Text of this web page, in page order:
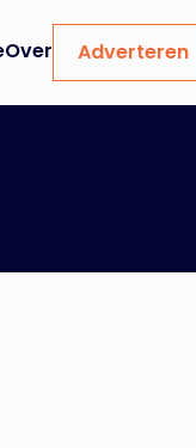
Over Adverteren